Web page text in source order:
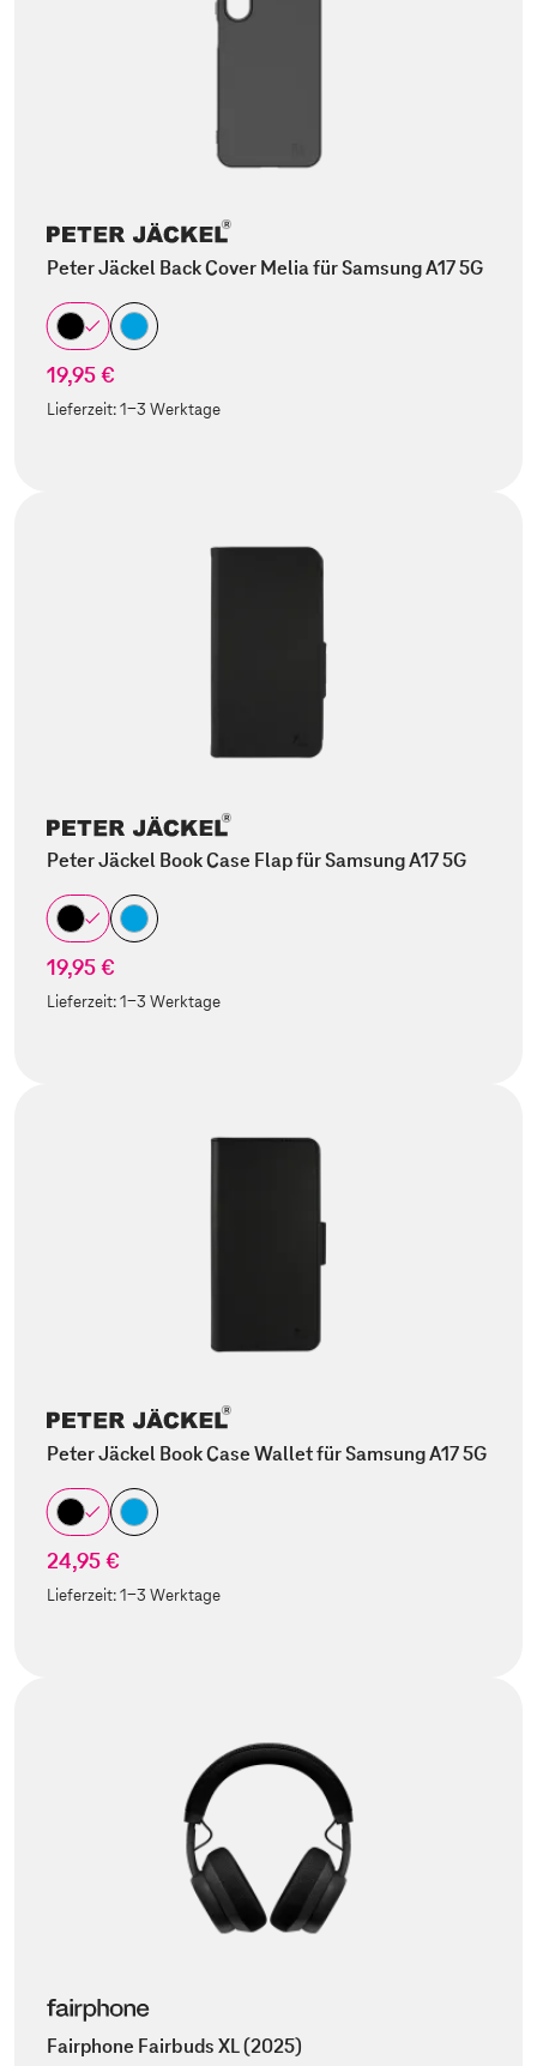
Peter Jäckel Back Cover Melia für Samsung A17 5G
19,95 €
Lieferzeit:1-3 Werktage
Peter Jäckel Book Case Flap für Samsung A17 5G
19,95 €
Lieferzeit:1-3 Werktage
Peter Jäckel Book Case Wallet für Samsung A17 5G
24,95 €
Lieferzeit:1-3 Werktage
Fairphone Fairbuds XL (2025)